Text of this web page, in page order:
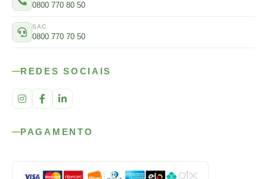
0800 770 80 50
SAC
0800 770 70 50
REDES SOCIAIS
PAGAMENTO